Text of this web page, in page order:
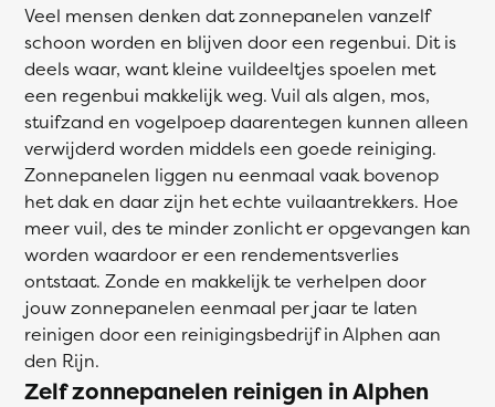
Veel mensen denken dat zonnepanelen vanzelf
schoon worden en blijven door een regenbui. Dit is
deels waar, want kleine vuildeeltjes spoelen met
een regenbui makkelijk weg. Vuil als algen, mos,
stuifzand en vogelpoep daarentegen kunnen alleen
verwijderd worden middels een goede reiniging.
Zonnepanelen liggen nu eenmaal vaak bovenop
het dak en daar zijn het echte vuilaantrekkers. Hoe
meer vuil, des te minder zonlicht er opgevangen kan
worden waardoor er een rendementsverlies
ontstaat. Zonde en makkelijk te verhelpen door
jouw zonnepanelen eenmaal per jaar te laten
reinigen door een reinigingsbedrijf in Alphen aan
den Rijn.
Zelf zonnepanelen reinigen in Alphen